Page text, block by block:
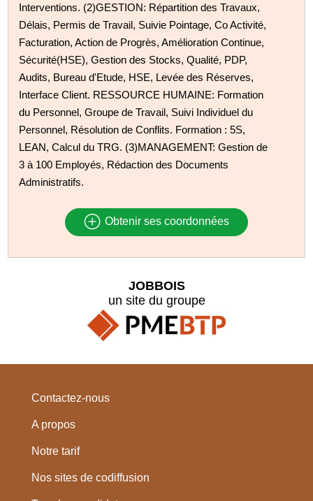
Interventions. (2)GESTION: Répartition des Travaux,
Délais, Permis de Travail, Suivie Pointage, Co Activité,
Facturation, Action de Progrès, Amélioration Continue,
Sécurité(HSE), Gestion des Stocks, Qualité, PDP,
Audits, Bureau d'Etude, HSE, Levée des Réserves,
Interface Client. RESSOURCE HUMAINE: Formation
du Personnel, Groupe de Travail, Suivi Individuel du
Personnel, Résolution de Conflits. Formation : 5S,
LEAN, Calcul du TRG. (3)MANAGEMENT: Gestion de
3 à 100 Employés, Rédaction des Documents
Administratifs.
Obtenir ses coordonnées
JOBBOIS
un site du groupe
Contactez-nous
A propos
Notre tarif
Nos sites de codiffusion